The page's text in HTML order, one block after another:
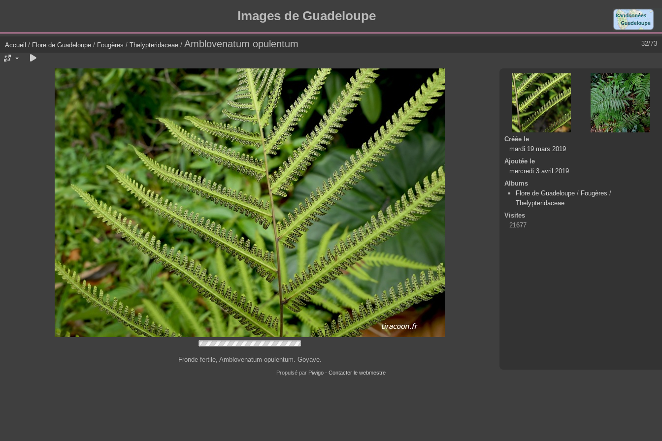
Images de Guadeloupe
32/73
Accueil / Flore de Guadeloupe / Fougères / Thelypteridaceae / Amblovenatum opulentum
Fronde fertile, Amblovenatum opulentum. Goyave.
Créée le
mardi 19 mars 2019
Ajoutée le
mercredi 3 avril 2019
Albums
Flore de Guadeloupe / Fougères /
Thelypteridaceae
Visites
21677
Propulsé par Piwigo - Contacter le webmestre